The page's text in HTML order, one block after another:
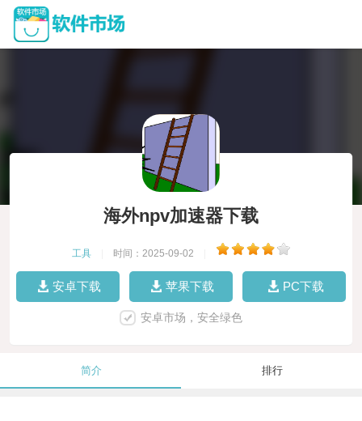
海外npv加速器下载
工具 时间：2025-09-02
安卓下载 苹果下载 PC下载
安卓市场，安全绿色
简介 排行